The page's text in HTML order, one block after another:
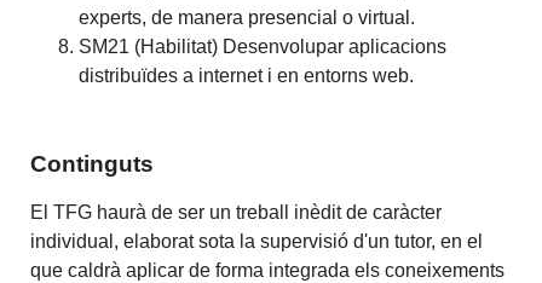
experts, de manera presencial o virtual.
SM21 (Habilitat) Desenvolupar aplicacions
distribuïdes a internet i en entorns web.
Continguts
El TFG haurà de ser un treball inèdit de caràcter
individual, elaborat sota la supervisió d'un tutor, en el
que caldrà aplicar de forma integrada els coneixements